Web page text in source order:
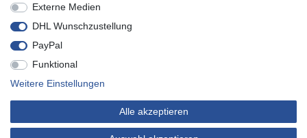
© Copyright 2019 Buvtec - Technik für Heim, Haus & Garten. Alle
Rechte vorbehalten.
* Sie können sich jederzeit von unserem Newsletter abmelden.
Externe Medien
DHL Wunschzustellung
PayPal
Funktional
Weitere Einstellungen
Alle akzeptieren